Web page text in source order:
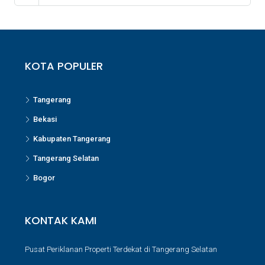
KOTA POPULER
Tangerang
Bekasi
Kabupaten Tangerang
Tangerang Selatan
Bogor
KONTAK KAMI
Pusat Periklanan Properti Terdekat di Tangerang Selatan